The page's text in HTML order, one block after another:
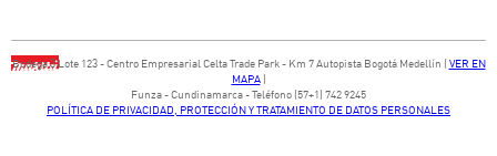
Bodega ​3 Lote ​123 - ​Centro Empresarial Celta Trade Park - ​Km 7 Autopista Bogotá Medellín​ ( VER EN
MAPA)
​Funza - Cundinamarca - Teléfono (57+1) 742 9245
POLÍTICA DE PRIVACIDAD, PROTECCIÓN Y TRATAMIENTO DE DATOS PERSONALES